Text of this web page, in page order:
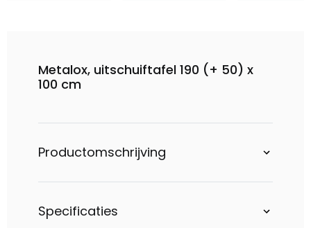
Metalox, uitschuiftafel 190 (+ 50) x
100 cm
Productomschrijving
Specificaties